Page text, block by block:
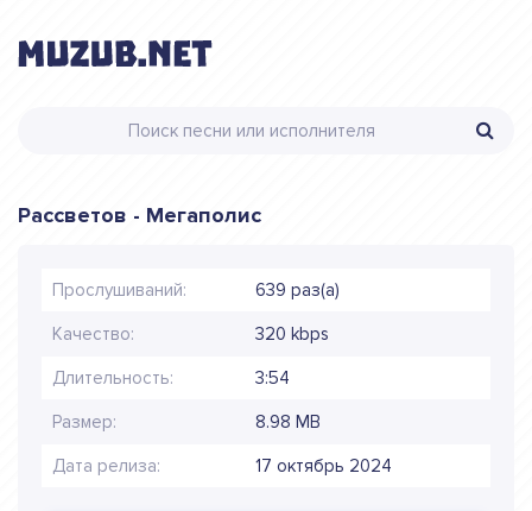
Рассветов - Мегаполис
Прослушиваний: 639 раз(а)
Качество: 320 kbps
Длительность: 3:54
Размер: 8.98 MB
Дата релиза: 17 октябрь 2024